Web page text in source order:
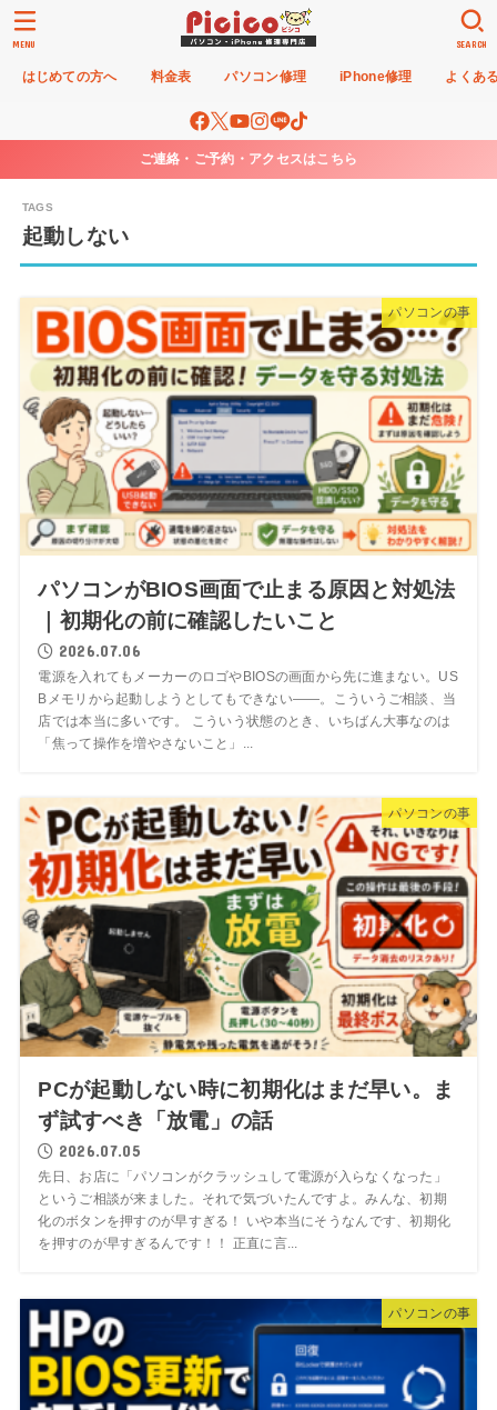
はじめての方へ 料金表 パソコン修理 iPhone修理 よくあ
SEARCH
MENU
ご連絡・ご予約・アクセスはこちら
起動しない
パソコンの事
パソコンがBIOS画面で止まる原因と対処法
｜初期化の前に確認したいこと
2026.07.06
電源を入れてもメーカーのロゴやBIOSの画面から先に進まない。US
Bメモリから起動しようとしてもできない——。こういうご相談、当
店では本当に多いです。 こういう状態のとき、いちばん大事なのは
「焦って操作を増やさないこと」...
パソコンの事
PCが起動しない時に初期化はまだ早い。ま
ず試すべき「放電」の話
2026.07.05
先日、お店に「パソコンがクラッシュして電源が入らなくなった」
というご相談が来ました。それで気づいたんですよ。みんな、初期
化のボタンを押すのが早すぎる！ いや本当にそうなんです、初期化
を押すのが早すぎるんです！！ 正直に言...
パソコンの事